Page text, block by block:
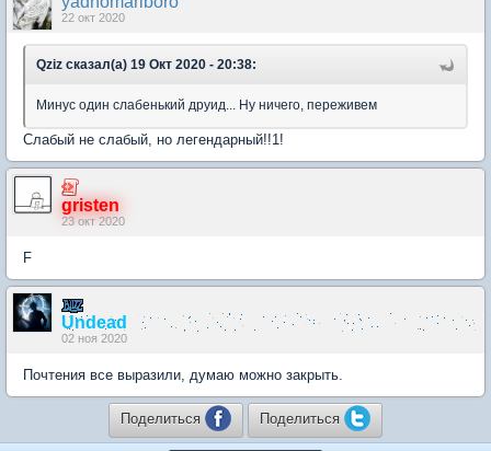
22 окт 2020
Qziz сказал(а) 19 Окт 2020 - 20:38:
Минус один слабенький друид... Ну ничего, переживем
Слабый не слабый, но легендарный!!1!
gristen
23 окт 2020
F
Undead
02 ноя 2020
Почтения все выразили, думаю можно закрыть.
Поделиться Поделиться